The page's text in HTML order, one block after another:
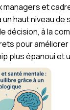
et
haut niveau de
décision, à la
pour
épanoui et